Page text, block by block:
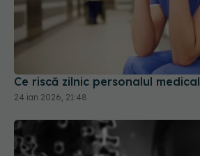
Ce riscă zilnic personalul medical
24 ian 2026, 21:48